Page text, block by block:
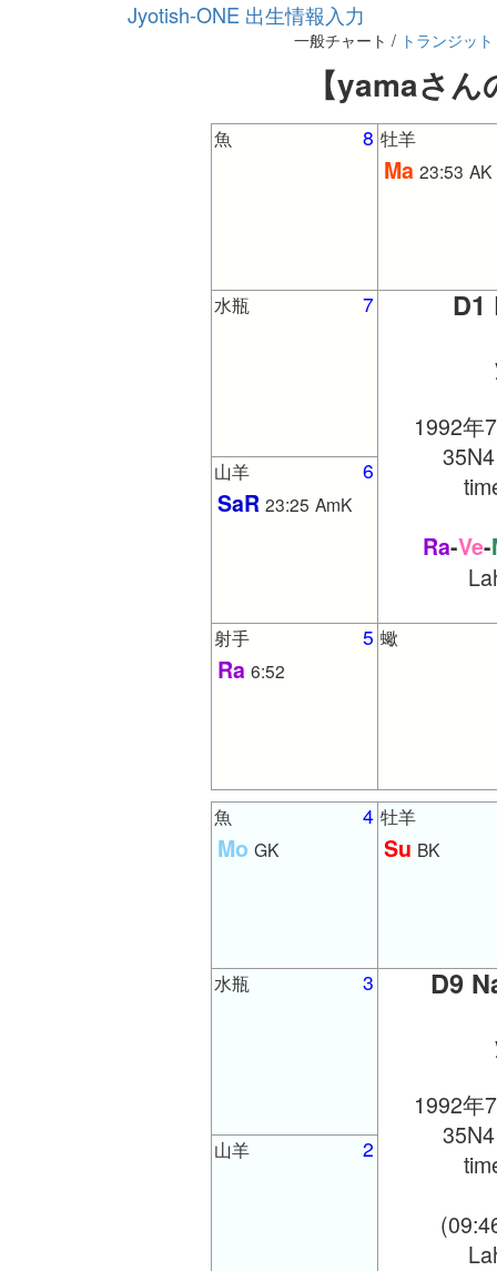
Jyotish-ONE 出生情報入力
一般チャート / トランジット
【yamaさ
8
魚 牡羊
Ma 23:53 AK
7
水瓶 D1
1992年
Ra-Ve-
6
山羊
SaR 23:25 AmK
5
射手
Ra 6:52
蠍
4
魚
Mo GK
牡羊
Su BK
3
水瓶 D9
1992年
2
山羊